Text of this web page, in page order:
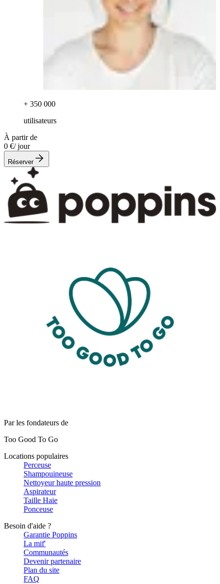
+ 350 000
utilisateurs
À partir de
0 €/ jour
Réserver
Par les fondateurs de
Too Good To Go
Locations populaires
Perceuse
Shampouineuse
Nettoyeur haute pression
Aspirateur
Taille Haie
Ponceuse
Besoin d'aide ?
Garantie Poppins
La mif'
Communautés
Devenir partenaire
Plan du site
FAQ